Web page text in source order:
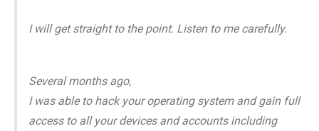
I will get straight to the point. Listen to me carefully.
Several months ago,
I was able to hack your operating system and gain full
access to all your devices and accounts including